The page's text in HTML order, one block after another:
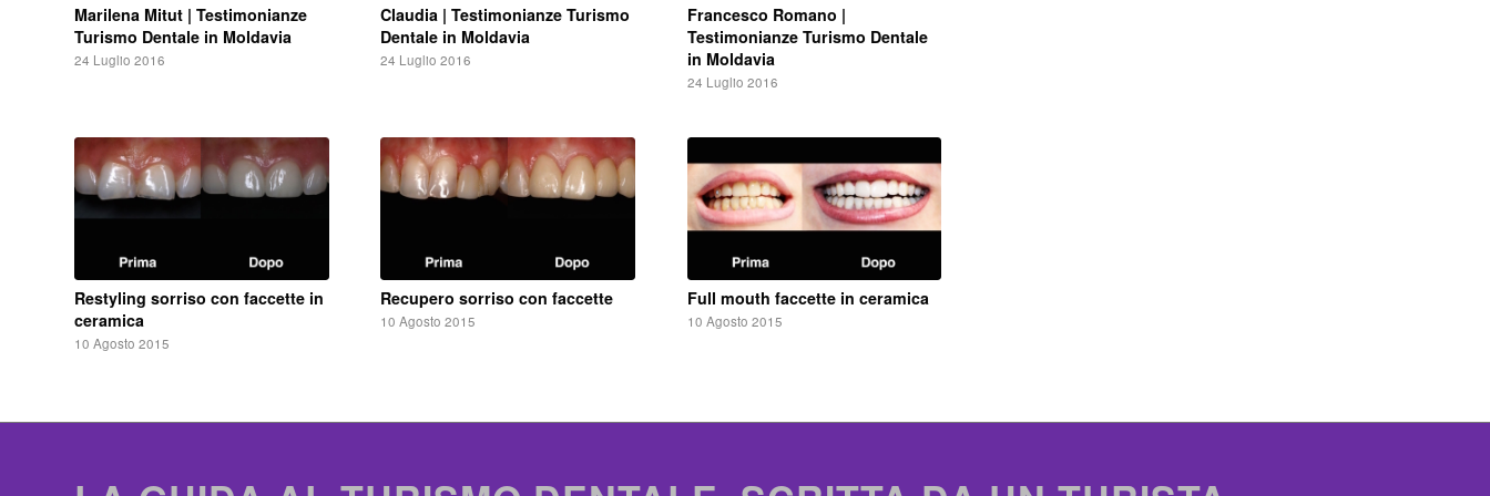
Marilena Mitut | Testimonianze
Turismo Dentale in Moldavia
24 Luglio 2016
Claudia | Testimonianze Turismo
Dentale in Moldavia
24 Luglio 2016
Francesco Romano |
Testimonianze Turismo Dentale
in Moldavia
24 Luglio 2016
Restyling sorriso con faccette in
ceramica
10 Agosto 2015
Recupero sorriso con faccette
10 Agosto 2015
Full mouth faccette in ceramica
10 Agosto 2015